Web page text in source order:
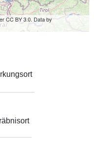
CC BY 3.0. Data by